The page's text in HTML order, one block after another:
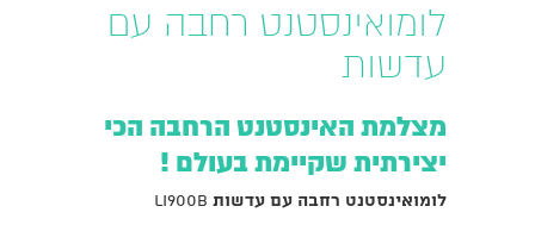
לומואינסטנט רחבה עם
עדשות
מצלמת האינסטנט הרחבה הכי
יצירתית שקיימת בעולם !
לומואינסטנט רחבה עם עדשות li900b